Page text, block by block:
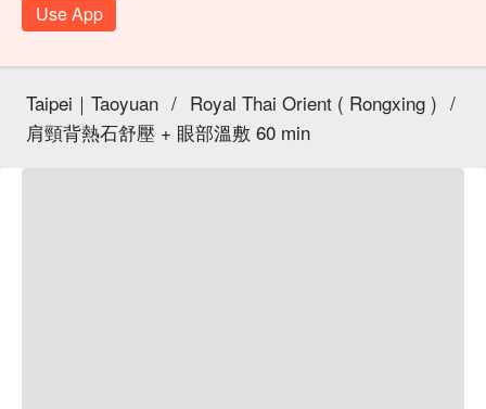
Use App
Taipei｜Taoyuan / Royal Thai Orient ( Rongxing ) /
肩頸背熱石舒壓 + 眼部溫敷 60 min